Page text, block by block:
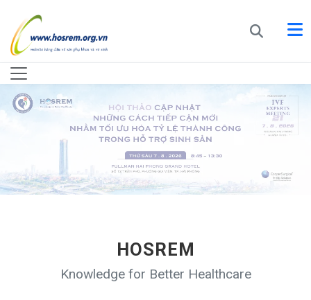
HOSREM
Knowledge for Better Healthcare